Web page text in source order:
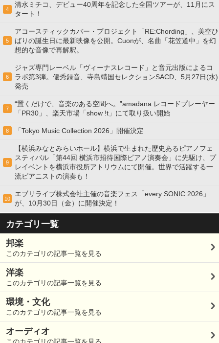
4
清水ミチコ、デビュー40周年を記念した全国ツアーが、11月にス
タート！
5
アコースティックカバー・プロジェクト「RE:Chording」、美空ひ
ばりの誕生日に最新映像を公開。Cuonが、名曲「花笠道中」を幻
想的な音像で再解釈。
6
ジャズ専門レーベル「ヴィーナスレコード」と音元出版によるコ
ラボ第3弾。優秀録音、寺島靖国セレクションSACD、5月27日(水)
発売
7
“置くだけで、音楽のある空間へ。”amadana レコードプレーヤー
「PR30」、楽天市場「show !t」にて取り扱い開始
8 「Tokyo Music Collection 2026」開催決定
9
【横浜みなとみらいホール】横浜で生まれた歴史あるピアノフェ
スティバル「第44回 横浜市招待国際ピアノ演奏会」に先駆け、プ
レイベントを横浜市役所アトリウムにて開催。世界で活躍する一
流ピアニストの演奏も！
10
エブリライブ株式会社主催の音楽フェス「every SONIC 2026」
が、10月30日（金）に開催決定！
カテゴリ一覧
邦楽
このカテゴリの記事一覧を見る
洋楽
このカテゴリの記事一覧を見る
環境・文化
このカテゴリの記事一覧を見る
オーディオ